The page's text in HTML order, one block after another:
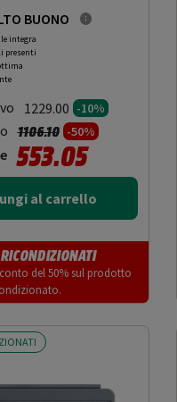
BUONO
integra
presenti
1229.00 -10%
Prezzo ridotto da
1106.10a-50%
553.05
al carrello
del 50% sul prodotto